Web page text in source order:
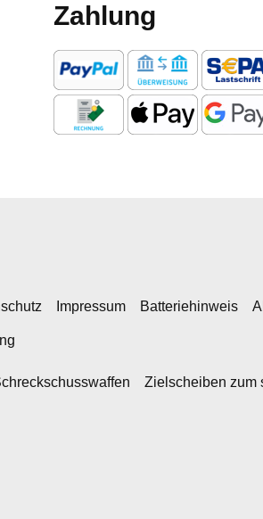
Zahlung
Impressum Batteriehinweis
Zielscheiben zum